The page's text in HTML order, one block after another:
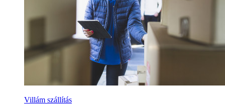
Villám szállítás